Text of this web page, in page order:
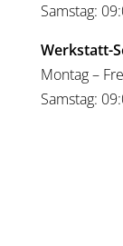
Sams­tag:
Werkstatt-
Mon­tag –
Sams­tag: